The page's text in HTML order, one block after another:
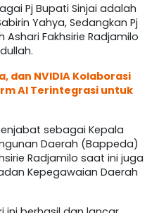
Pj Bupati Sinjai adalah
Yahya, Sedangkan Pj
Fakhsirie Radjamilo
dan NVIDIA Kolaborasi
AI Terintegrasi untuk
sebagai Kepala
Daerah (Bappeda)
Radjamilo saat ini juga
Kepegawaian Daerah